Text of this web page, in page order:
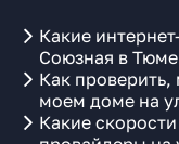
Какие
Союзная в
Как
моем доме на
Какие